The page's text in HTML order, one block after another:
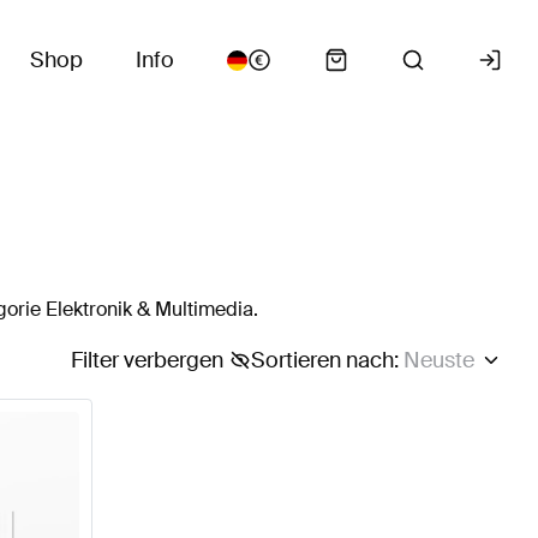
Shop Info
Elektronik & Multimedia.
Sortieren nach: Neuste
Filter verbergen